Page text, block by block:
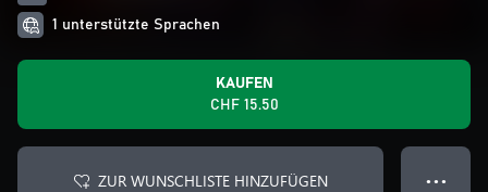
1 unterstützte Sprachen
KAUFEN
CHF 15.50
ZUR WUNSCHLISTE HINZUFÜGEN ● ● ●